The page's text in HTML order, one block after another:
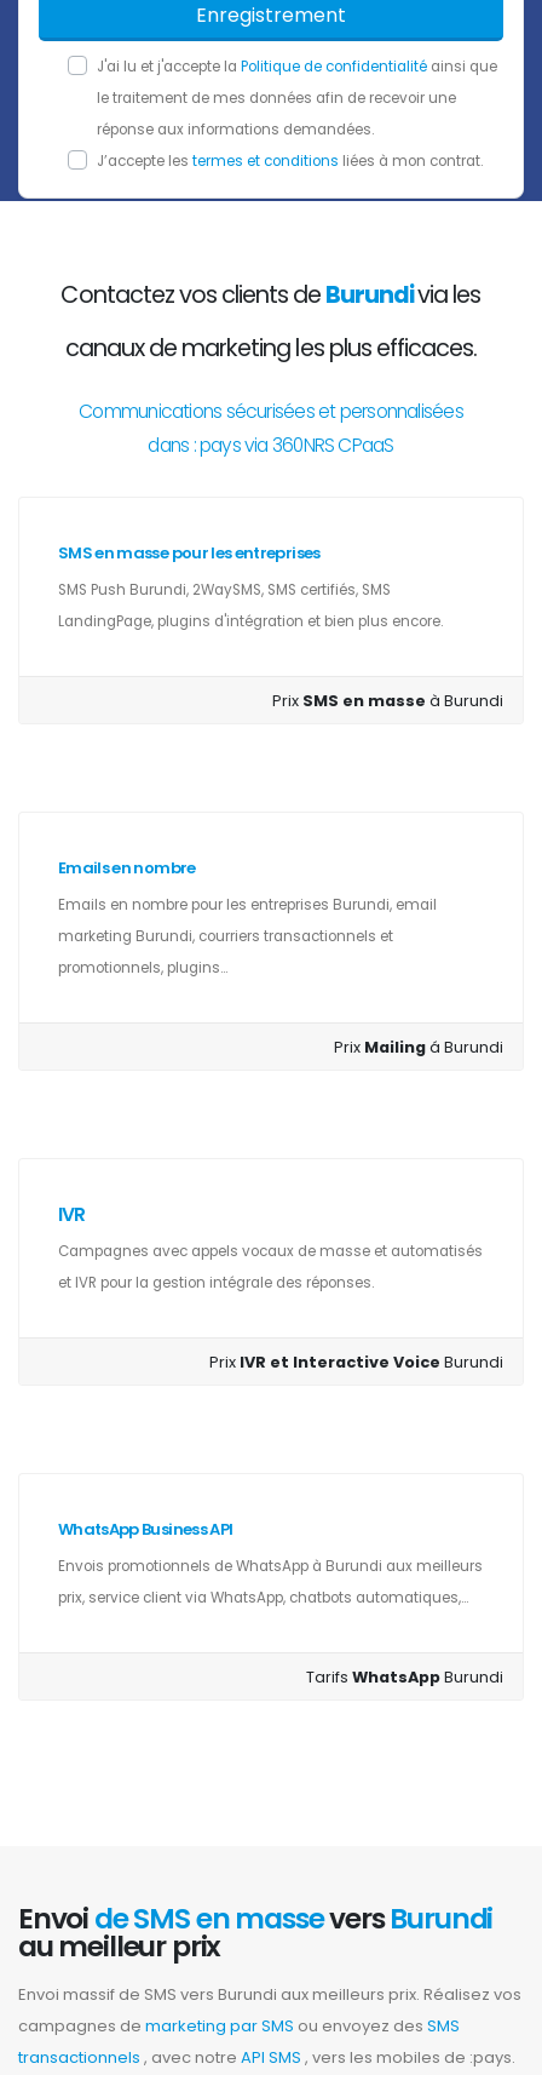
Enregistrement
J'ai lu et j'accepte la Politique de confidentialité ainsi que
le traitement de mes données afin de recevoir une
réponse aux informations demandées.
J’accepte les termes et conditions liées à mon contrat.
Contactez vos clients deBurundivia les
canaux de marketing les plus efficaces.
Communications sécurisées et personnalisées
dans : pays via 360NRS CPaaS
SMS en masse pour les entreprises
SMS Push Burundi, 2WaySMS, SMS certifiés, SMS
LandingPage, plugins d'intégration et bien plus encore.
Prix SMS en masseà Burundi
Emails en nombre
Emails en nombre pour les entreprises Burundi, email
marketing Burundi, courriers transactionnels et
promotionnels, plugins...
Prix Mailingá Burundi
IVR
Campagnes avec appels vocaux de masse et automatisés
et IVR pour la gestion intégrale des réponses.
Prix IVR et Interactive VoiceBurundi
WhatsApp Business API
Envois promotionnels de WhatsApp à Burundi aux meilleurs
prix, service client via WhatsApp, chatbots automatiques,...
TarifsWhatsAppBurundi
Envoide SMS en masseversBurundi
au meilleur prix
Envoi massif de SMS vers Burundi aux meilleurs prix. Réalisez vos
campagnes de marketing par SMS ou envoyez des SMS
transactionnels , avec notre API SMS , vers les mobiles de :pays.